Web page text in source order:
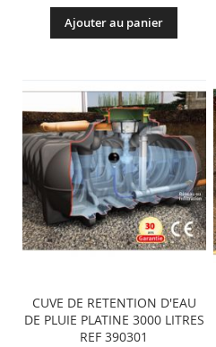
Ajouter au panier
CUVE DE RETENTION D'EAU
DE PLUIE PLATINE 3000 LITRES
REF 390301